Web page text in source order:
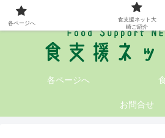
大崎地域の食支援情報が
各ページへ
お問合せ
各ページへ
食支援ネット大
崎ご紹介